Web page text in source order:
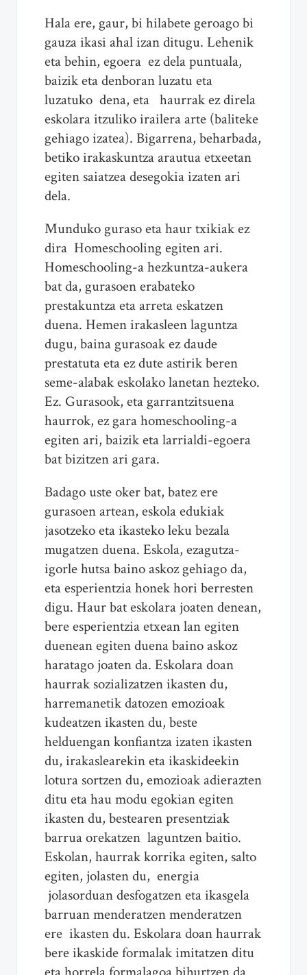
Hala ere, gaur, bi hilabete geroago bi
gauza ikasi ahal izan ditugu. Lehenik
eta behin, egoera ez dela puntuala,
baizik eta denboran luzatu eta
luzatuko dena, eta haurrak ez direla
eskolara itzuliko irailera arte (baliteke
gehiago izatea). Bigarrena, beharbada,
betiko irakaskuntza arautua etxeetan
egiten saiatzea desegokia izaten ari
dela.
Munduko guraso eta haur txikiak ez
dira Homeschooling egiten ari.
Homeschooling-a hezkuntza-aukera
bat da, gurasoen erabateko
prestakuntza eta arreta eskatzen
duena. Hemen irakasleen laguntza
dugu, baina gurasoak ez daude
prestatuta eta ez dute astirik beren
seme-alabak eskolako lanetan hezteko.
Ez. Gurasook, eta garrantzitsuena
haurrok, ez gara homeschooling-a
egiten ari, baizik eta larrialdi-egoera
bat bizitzen ari gara.
Badago uste oker bat, batez ere
gurasoen artean, eskola edukiak
jasotzeko eta ikasteko leku bezala
mugatzen duena. Eskola, ezagutza-
igorle hutsa baino askoz gehiago da,
eta esperientzia honek hori berresten
digu. Haur bat eskolara joaten denean,
bere esperientzia etxean lan egiten
duenean egiten duena baino askoz
haratago joaten da. Eskolara doan
haurrak sozializatzen ikasten du,
harremanetik datozen emozioak
kudeatzen ikasten du, beste
helduengan konfiantza izaten ikasten
du, irakaslearekin eta ikaskideekin
lotura sortzen du, emozioak adierazten
ditu eta hau modu egokian egiten
ikasten du, bestearen presentziak
barrua orekatzen laguntzen baitio.
Eskolan, haurrak korrika egiten, salto
egiten, jolasten du, energia
jolasorduan desfogatzen eta ikasgela
barruan menderatzen menderatzen
ere ikasten du. Eskolara doan haurrak
bere ikaskide formalak imitatzen ditu